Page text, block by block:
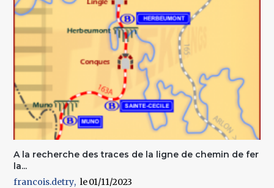
A la recherche des traces de la ligne de chemin de fer
la...
francois.detry
01/11/2023